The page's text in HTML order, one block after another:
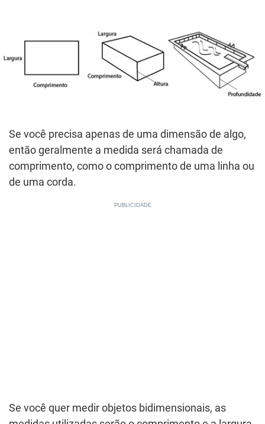
Se você precisa apenas de uma dimensão de algo,
então geralmente a medida será chamada de
comprimento, como o comprimento de uma linha ou
de uma corda.
Se você quer medir objetos bidimensionais, as